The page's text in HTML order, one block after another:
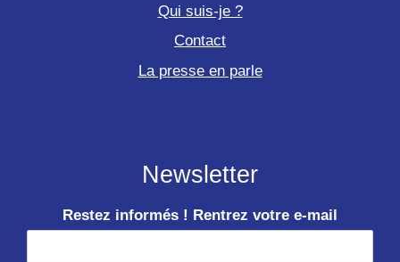
Qui suis-je ?
Contact
La presse en parle
Newsletter
Restez informés ! Rentrez votre e-mail